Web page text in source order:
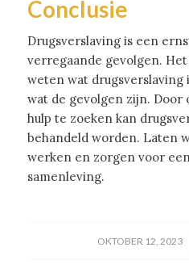
Conclusie
Drugsverslaving is een
verregaande gevolgen.
weten wat drugsverslaving
wat de gevolgen zijn.
hulp te zoeken kan
behandeld worden. Laten
werken en zorgen voor
samenleving.
OKTOBER 12, 2023
/